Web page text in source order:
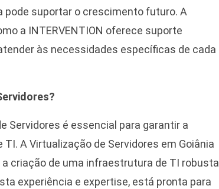
pode suportar o crescimento futuro. A
a INTERVENTION oferece suporte
às necessidades específicas de cada
Servidores é essencial para garantir a
A Virtualização de Servidores em Goiânia
criação de uma infraestrutura de TI robusta
experiência e expertise, está pronta para